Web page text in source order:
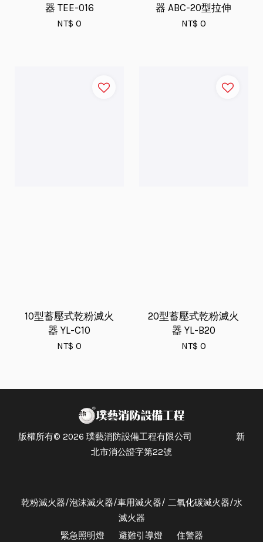
器 TEE-016
NT$ 0
器 ABC-20型拉伸
NT$ 0
10型蓄壓式乾粉滅火
器 YL-C10
NT$ 0
20型蓄壓式乾粉滅火
器 YL-B20
NT$ 0
版權所有© 2026 璞藝消防設備工程有限公司 新
北市消公證字第22號
乾粉滅火器/泡沫滅火器/車用滅火器/ 二氧化碳滅火器/水
滅火器
緊急照明燈
避難引導燈 住警器